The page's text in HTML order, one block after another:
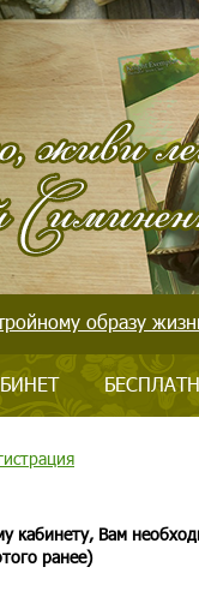
образу
кабинету, Вам
ранее)